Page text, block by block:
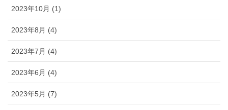
2023年10月 (1)
2023年8月 (4)
2023年7月 (4)
2023年6月 (4)
2023年5月 (7)